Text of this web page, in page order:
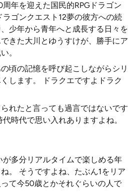
年を迎えた国民的RPGドラゴン
ラゴンクエスト12夢の彼方への続
少年から青年へと成長する日々を
きた大川とゆうすけが、勝手にア
。
頃の記憶を呼び起こしながらシリ
します。 ドラクエですよドラク
れたと言っても過言ではないです
時代で思い入れありますよね。
多分リアルタイムで楽しめる年
。 そうですよね、たぶん1をリア
て今50歳とかそれぐらいの人で